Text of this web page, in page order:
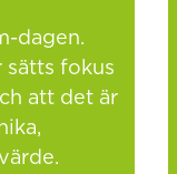
dagen.
sätts fokus
att det är